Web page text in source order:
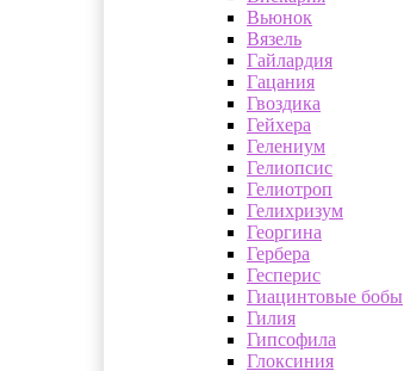
Вьюнок
Вязель
Гайлардия
Гацания
Гвоздика
Гейхера
Гелениум
Гелиопсис
Гелиотроп
Гелихризум
Георгина
Гербера
Гесперис
Гиацинтовые бобы
Гилия
Гипсофила
Глоксиния